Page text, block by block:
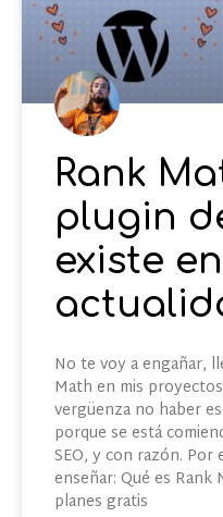
Rank
plugin
existe
No te voy a engañar,
Math en mis
vergüenza no haber
porque se está
SEO, y con razón.
enseñar: Qué es Rank
planes gratis